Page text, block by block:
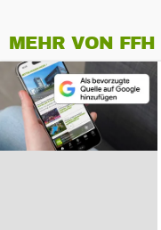
MEHR VON FFH